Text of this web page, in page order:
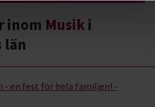
inom Musiki
län
- en fest för hela familjen! -